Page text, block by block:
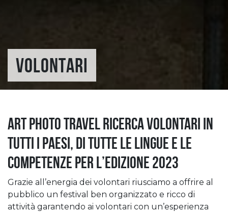
VOLONTARI
Art Photo Travel ricerca volontari in
tutti i paesi, di tutte le lingue e le
competenze per l’edizione 2023
Grazie all’energia dei volontari riusciamo a offrire al
pubblico un festival ben organizzato e ricco di
attività garantendo ai volontari con un’esperienza